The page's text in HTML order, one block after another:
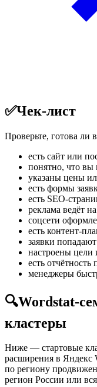
✅Чек-лист
Проверьте, готова ли
есть сайт или
понятно, что вы
указаны цены
есть формы
есть SEO-
реклама ведёт
соцсети
есть контент-
заявки
настроены цели
есть отчётность
менеджеры
🔍Wordstat-
кластеры
Ниже — стартовые
расширения в Яндекс
по региону
регион России или